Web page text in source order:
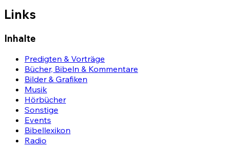
Links
Inhalte
Predigten & Vorträge
Bücher, Bibeln & Kommentare
Bilder & Grafiken
Musik
Hörbücher
Sonstige
Events
Bibellexikon
Radio